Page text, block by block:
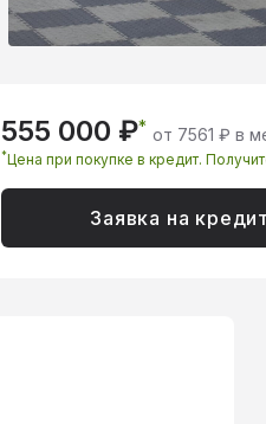
555 000 ₽* от 7561 ₽ в
*Цена при покупке в кредит.
Заявка на кредит